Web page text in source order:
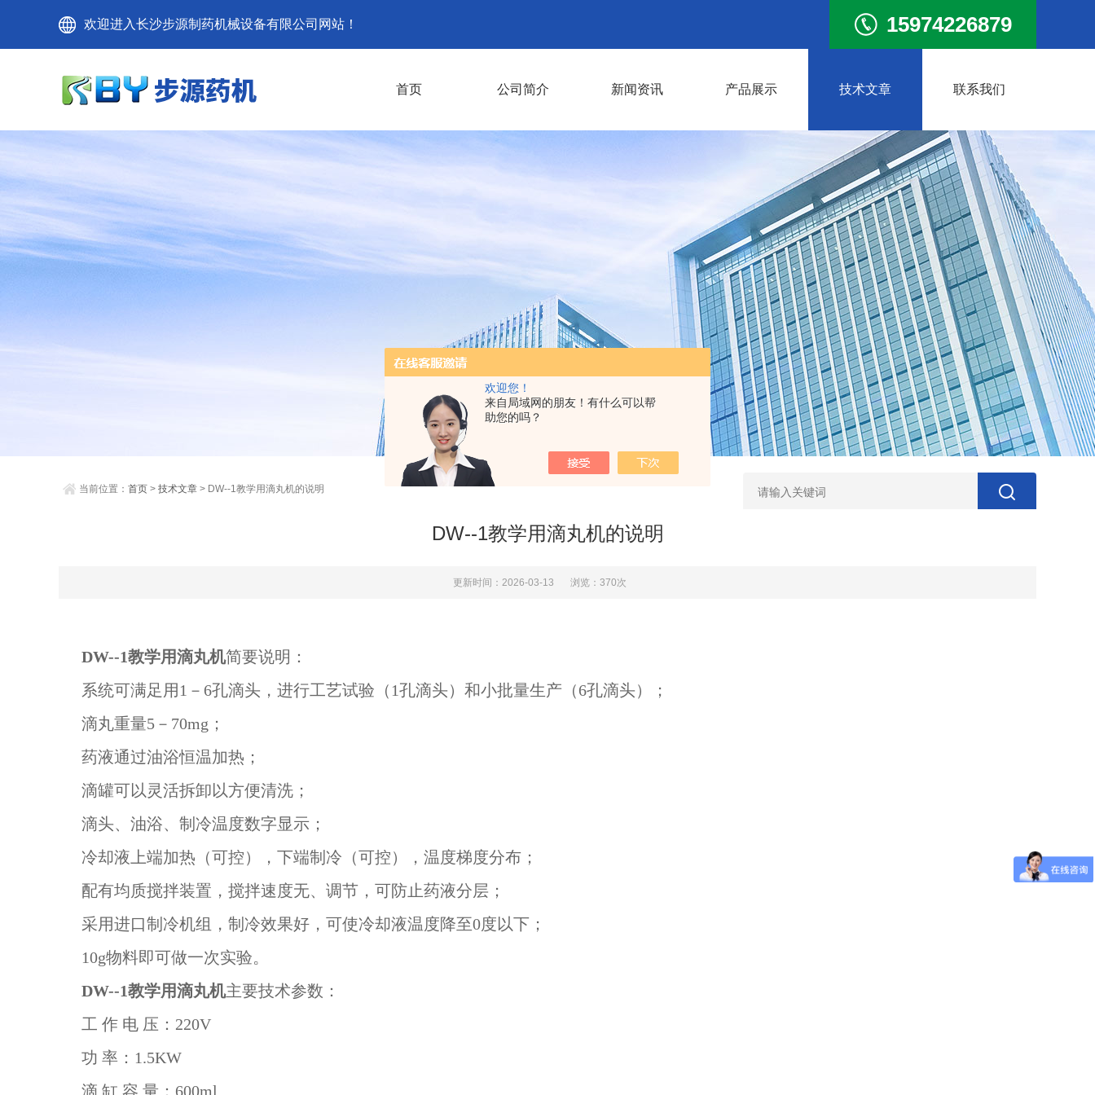
欢迎您！
来自局域网的朋友！有什么可以帮
助您的吗？
欢迎进入长沙步源制药机械设备有限公司网站！ 15974226879
首页 公司简介 新闻资讯 产品展示 技术文章 联系我们
当前位置： 首页 > 技术文章 > DW--1教学用滴丸机的说明
DW--1教学用滴丸机的说明
更新时间：2026-03-13 浏览：370次
DW--1教学用滴丸机简要说明：
系统可满足用1－6孔滴头，进行工艺试验（1孔滴头）和小批量生产（6孔滴头）；
滴丸重量5－70mg；
药液通过油浴恒温加热；
滴罐可以灵活拆卸以方便清洗；
滴头、油浴、制冷温度数字显示；
冷却液上端加热（可控），下端制冷（可控），温度梯度分布；
配有均质搅拌装置，搅拌速度无、调节，可防止药液分层；
采用进口制冷机组，制冷效果好，可使冷却液温度降至0度以下；
10g物料即可做一次实验。
DW--1教学用滴丸机主要技术参数：
工 作 电 压：220V
功 率：1.5KW
滴 缸 容 量：600ml